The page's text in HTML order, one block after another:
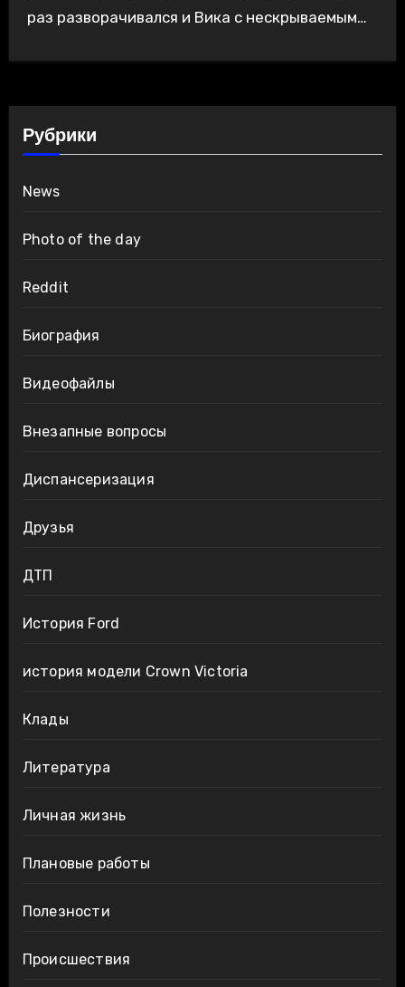
раз разворачивался и Вика с нескрываемым…
Рубрики
News
Photo of the day
Reddit
Биография
Видеофайлы
Внезапные вопросы
Диспансеризация
Друзья
ДТП
История Ford
история модели Crown Victoria
Клады
Литература
Личная жизнь
Плановые работы
Полезности
Происшествия